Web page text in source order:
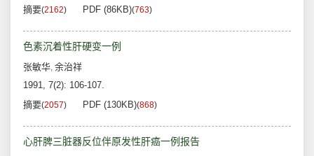
摘要(2162) PDF (86KB)(763)
色素沉着性肝硬变一例
张敏华, 余治祥
1991, 7(2): 106-107.
摘要(2057) PDF (130KB)(868)
心肝脾三脏器反位伴原发性肝癌一例报告